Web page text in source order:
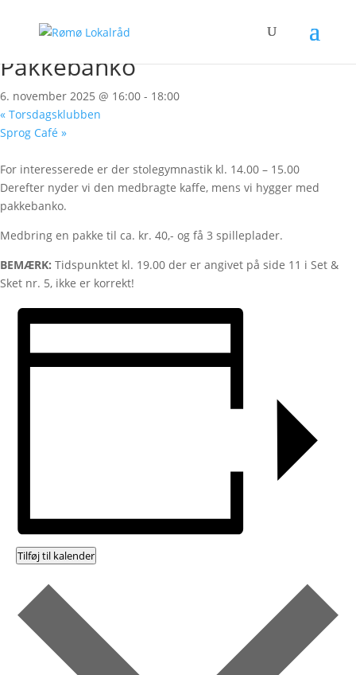
« Alle Begivenheder
Pakkebanko
6. november 2025 @ 16:00 - 18:00
« Torsdagsklubben
Sprog Café »
For interesserede er der stolegymnastik kl. 14.00 – 15.00
Derefter nyder vi den medbragte kaffe, mens vi hygger med
pakkebanko.
Medbring en pakke til ca. kr. 40,- og få 3 spilleplader.
BEMÆRK: Tidspunktet kl. 19.00 der er angivet på side 11 i Set &
Sket nr. 5, ikke er korrekt!
Tilføj til kalender